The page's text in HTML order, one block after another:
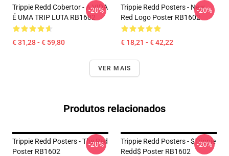
Trippie Redd Cobertor - A VIDA
É UMA TRIP LUTA RB1602
€ 31,28 - € 59,80
-20%
Trippie Redd Posters - New
Red Logo Poster RB1602
€ 18,21 - € 42,22
-20%
VER MAIS
Produtos relacionados
Trippie Redd Posters - The Red
Poster RB1602
-20%
Trippie Redd Posters - $Trippie
Redd$ Poster RB1602
-20%